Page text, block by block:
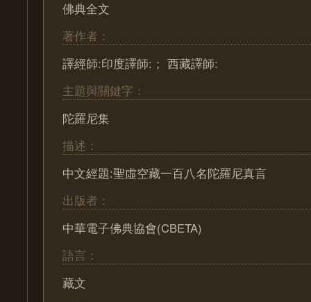
佛典全文
著作者：
譯經師:印度譯師:； 西藏譯師:
主題與關鍵字：
陀羅尼集
描述：
中文經題:聖虛空藏一百八名陀羅尼真言
出版者：
中華電子佛典協會(CBETA)
語言：
藏文